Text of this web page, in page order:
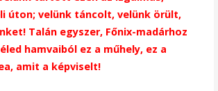
úton; velünk táncolt, velünk örült,
Talán egyszer, Főnix-madárhoz
hamvaiból ez a műhely, ez a
amit a képviselt!